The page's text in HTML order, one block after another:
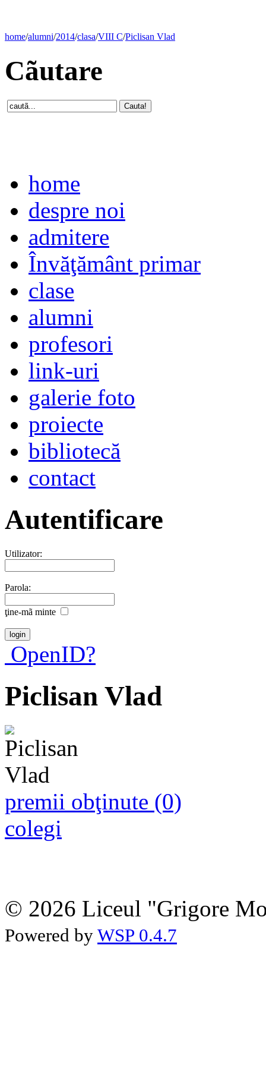
home/alumni/2014/clasa/VIII C/Piclisan Vlad
Cãutare
home
despre noi
admitere
Învăţământ primar
clase
alumni
profesori
link-uri
galerie foto
proiecte
bibliotecă
contact
Autentificare
Utilizator:
Parola:
ţine-mã minte
OpenID?
Piclisan Vlad
premii obţinute (0)
colegi
© 2026 Liceul "Grigore
Powered by WSP 0.4.7